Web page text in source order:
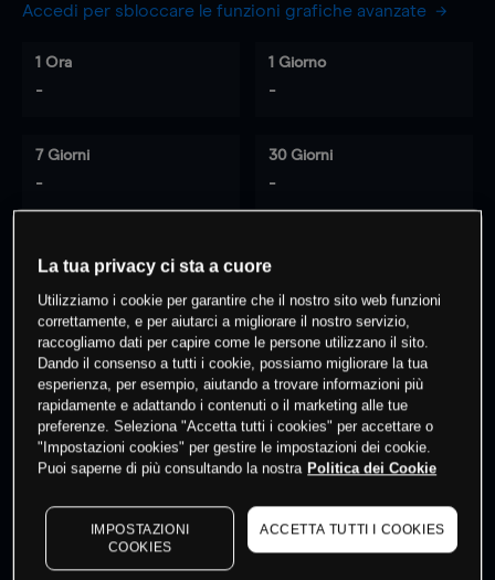
Accedi per sbloccare le funzioni grafiche avanzate
1 Ora
-
1 Giorno
-
7 Giorni
-
30 Giorni
-
0 % dei clienti hanno posizioni
questo prodotto
Fai trading
I prezzi sono solo indicativi. Accediper vedere gli ultimi
dati di mercato
to see latest market data
La tua privacy ci sta a cuore
Utilizziamo i cookie per garantire che il nostro sito web funzioni
correttamente, e per aiutarci a migliorare il nostro servizio,
raccogliamo dati per capire come le persone utilizzano il sito.
Dando il consenso a tutti i cookie, possiamo migliorare la tua
esperienza, per esempio, aiutando a trovare informazioni più
rapidamente e adattando i contenuti o il marketing alle tue
preferenze. Seleziona "Accetta tutti i cookies" per accettare o
"Impostazioni cookies" per gestire le impostazioni dei cookie.
Puoi saperne di più consultando la nostra Politica dei Cookie
IMPOSTAZIONI
COOKIES
ACCETTA TUTTI I COOKIES